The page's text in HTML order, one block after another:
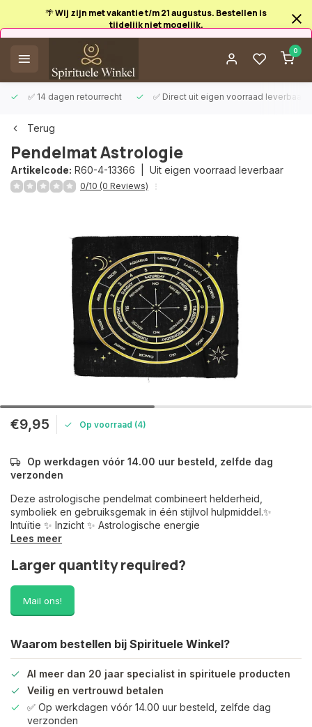
🌴 Wij zijn met vakantie t/m 21 augustus. Bestellen is
tijdelijk niet mogelijk.
0
✅ 14 dagen retourrecht ✅ Direct uit eigen voorraad leverbaar
Afrekenen is uitgeschakeld.
Terug
Pendelmat Astrologie
Artikelcode: R60-4-13366 | Uit eigen voorraad leverbaar
0/10 (0 Reviews)
€9,95 Op voorraad (4)
Op werkdagen vóór 14.00 uur besteld, zelfde dag
verzonden
Deze astrologische pendelmat combineert helderheid,
symboliek en gebruiksgemak in één stijlvol hulpmiddel.✨
Intuïtie ✨ Inzicht ✨ Astrologische energie
Lees meer
Larger quantity required?
Mail ons!
Waarom bestellen bij Spirituele Winkel?
Al meer dan 20 jaar specialist in spirituele producten
Veilig en vertrouwd betalen
✅ Op werkdagen vóór 14.00 uur besteld, zelfde dag
verzonden